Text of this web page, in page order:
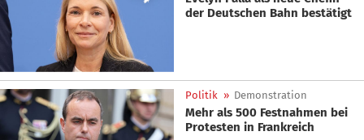
der Deutschen Bahn bestätigt
Politik » Demonstration
Mehr als 500 Festnahmen bei
Protesten in Frankreich